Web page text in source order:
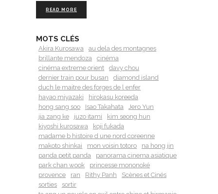
READ MORE
MOTS CLÉS
Akira Kurosawa
au dela des montagnes
brillante mendoza
cinéma
cinéma extreme orient
davy chou
dernier train pour busan
diamond island
duch le maitre des forges de l enfer
hayao miyazaki
hirokasu koreeda
hong sang soo
Isao Takahata
Jero Yun
jia zang ke
juzo itami
kim seong hun
kiyoshi kurosawa
koji fukada
madame b histoire d une nord coreenne
makoto shinkai
mon voisin totoro
na hong jin
panda petit panda
panorama cinema asiatique
park chan wook
princesse mononoké
provence
ran Rithy Panh
Scènes et Cinés
sorties
sortir